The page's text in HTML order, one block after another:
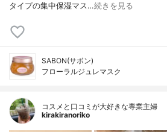
タイプの集中保湿マス…続きを見る
SABON(サボン)
フローラルジュレマスク
コスメと口コミが大好きな専業主婦
kirakiranoriko